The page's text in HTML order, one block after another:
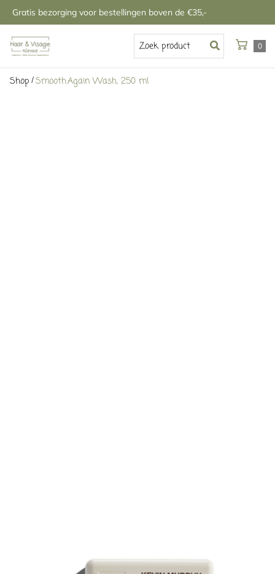
Gratis bezorging voor bestellingen boven de €35,-
0
Shop/Smooth.Again Wash, 250 ml